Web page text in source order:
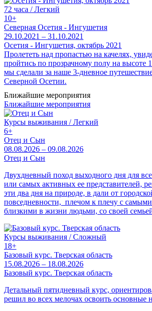
72 часа / Легкий
10+
Северная Осетия - Ингушетия
29.10.2021 – 31.10.2021
Осетия - Ингушетия, октябрь 2021
Пролететь над пропастью на качелях,
пройтись по прозрачному полу на высоте
мы сделали за наше 3-дневное
Северной Осетии.
Ближайшие мероприятия
Ближайшие мероприятия
Курсы выживания / Легкий
6+
Отец и Сын
08.08.2026 – 09.08.2026
Отец и Сын
Двухдневный поход выходного дня для
или самых активных ее представителей,
эти два дня на природе, в дали от
повседневности, плечом к плечу с
близкими в жизни людьми, со своей
Курсы выживания / Сложный
18+
Базовый курс. Тверская область
15.08.2026 – 18.08.2026
Базовый курс. Тверская область
Детальный пятидневный курс,
решил во всех мелочах освоить